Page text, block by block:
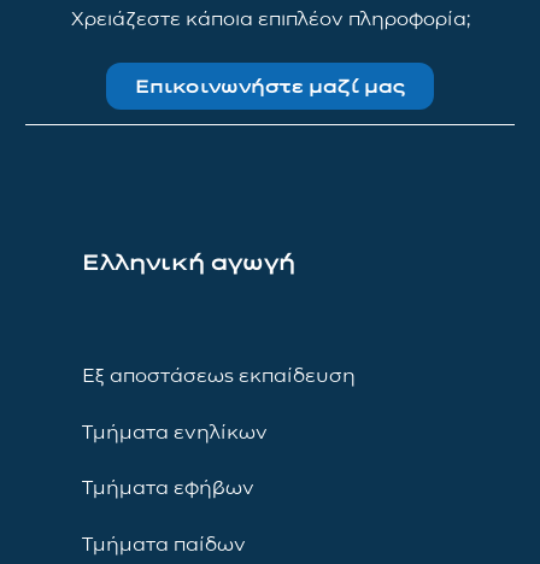
Χρειάζεστε κάποια επιπλέον πληροφορία;
Επικοινωνήστε μαζί μας
Ελληνική αγωγή
Εξ αποστάσεως εκπαίδευση
Τμήματα ενηλίκων
Τμήματα εφήβων
Τμήματα παίδων